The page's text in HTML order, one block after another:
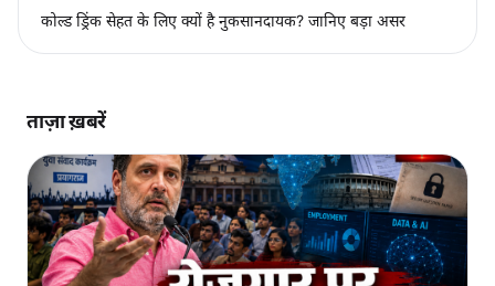
कोल्ड ड्रिंक सेहत के लिए क्यों है नुकसानदायक? जानिए बड़ा असर
ताज़ा ख़बरें